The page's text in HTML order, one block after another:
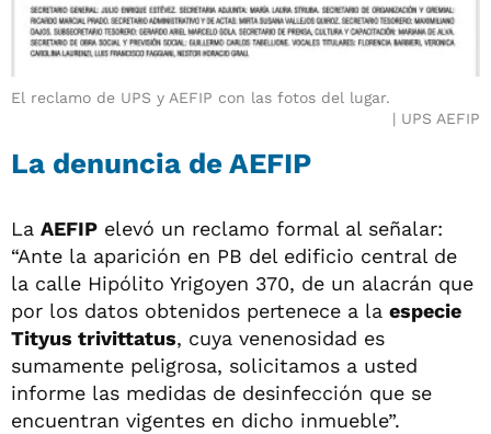
El reclamo de UPS y AEFIP con las fotos del lugar.
UPS AEFIP
La denuncia de AEFIP
La AEFIP elevó un reclamo formal al señalar:
“Ante la aparición en PB del edificio central de
la calle Hipólito Yrigoyen 370, de un alacrán que
por los datos obtenidos pertenece a la especie
Tityus trivittatus, cuya venenosidad es
sumamente peligrosa, solicitamos a usted
informe las medidas de desinfección que se
encuentran vigentes en dicho inmueble”.